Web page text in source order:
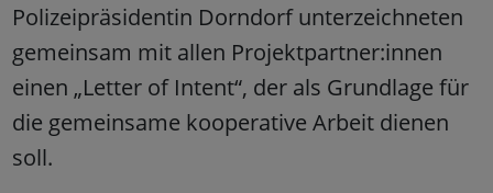
Polizeipräsidentin Dorndorf unterzeichneten
gemeinsam mit allen Projektpartner:innen
einen „Letter of Intent“, der als Grundlage für
die gemeinsame kooperative Arbeit dienen
soll.